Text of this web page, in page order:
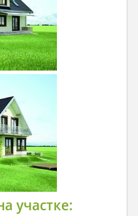
участке: